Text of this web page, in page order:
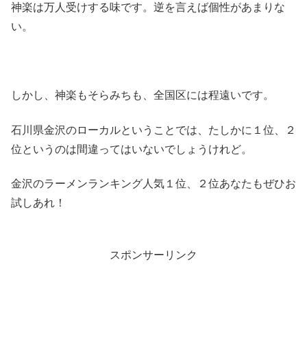
神楽は万人受けする味です。逆を言えば個性があまりな
い。
しかし、神楽もそらみちも、全国区には程遠いです。
石川県金沢のローカルということでは、たしかに１位、２
位というのは間違ってはいないでしょうけれど。
金沢のラーメンランキング人気１位、２位あなたもぜひお
試しあれ！
スポンサーリンク